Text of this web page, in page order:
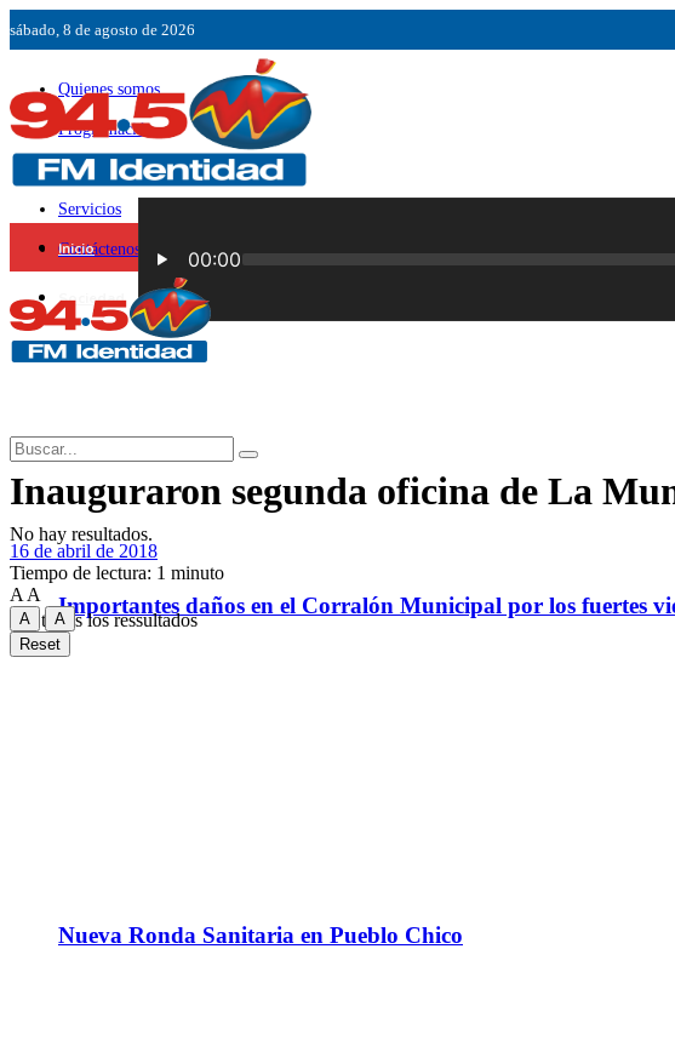
sábado, 8 de agosto de 2026
Quienes somos
Programación
Ubicación
Servicios
Contáctenos
Inicio
Sociedad
Importantes daños en el Corralón Municipal por los fuertes
Nueva Ronda Sanitaria en Pueblo Chico
No hay resultados.
Ver todos los ressultados
Inauguraron segunda oficina de La
16 de abril de 2018
Tiempo de lectura: 1 minuto
A A
A
A
Reset